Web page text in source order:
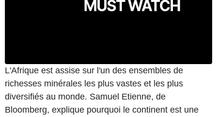
L'Afrique est assise sur l'un des ensembles de
richesses minérales les plus vastes et les plus
diversifiés au monde. Samuel Etienne, de
Bloomberg, explique pourquoi le continent est une